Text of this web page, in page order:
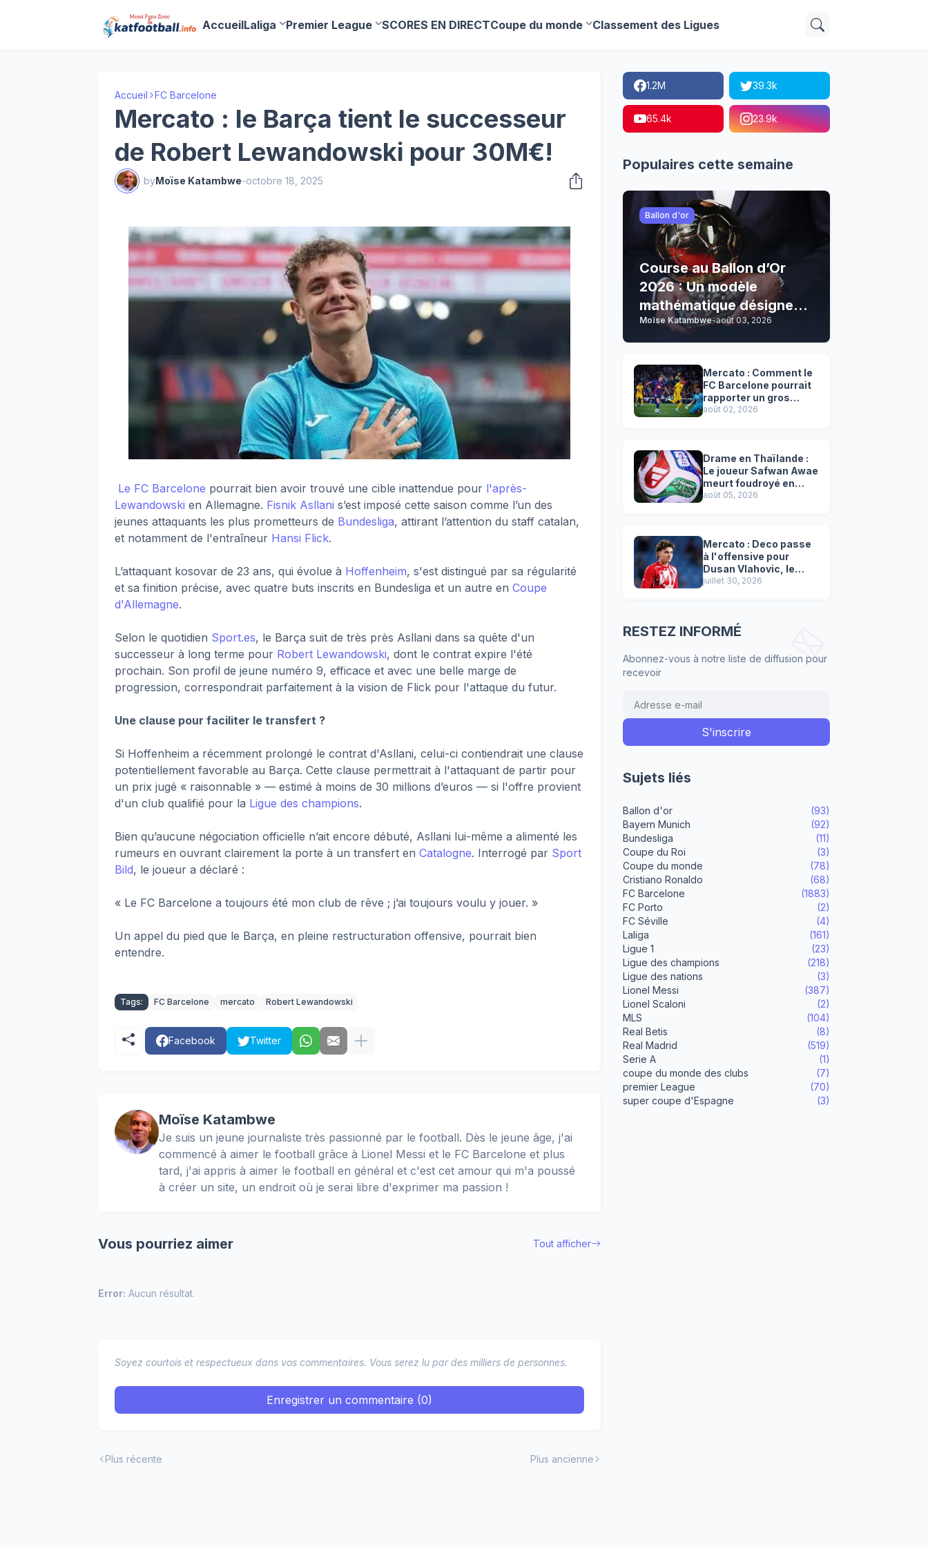
AccueilLaliga Premier League SCORES EN DIRECTCoupe du monde Classement des Ligues
Accueil FC Barcelone
Mercato : le Barça tient le successeur
de Robert Lewandowski pour 30M€!
byMoïse Katambwe-octobre 18, 2025
Le FC Barcelone pourrait bien avoir trouvé une cible inattendue pour l'après-
Lewandowski en Allemagne. Fisnik Asllani s’est imposé cette saison comme l’un des
jeunes attaquants les plus prometteurs de Bundesliga, attirant l’attention du staff catalan,
et notamment de l'entraîneur Hansi Flick.
L’attaquant kosovar de 23 ans, qui évolue à Hoffenheim, s'est distingué par sa régularité
et sa finition précise, avec quatre buts inscrits en Bundesliga et un autre en Coupe
d'Allemagne.
Selon le quotidien Sport.es, le Barça suit de très près Asllani dans sa quête d'un
successeur à long terme pour Robert Lewandowski, dont le contrat expire l'été
prochain. Son profil de jeune numéro 9, efficace et avec une belle marge de
progression, correspondrait parfaitement à la vision de Flick pour l'attaque du futur.
Une clause pour faciliter le transfert ?
Si Hoffenheim a récemment prolongé le contrat d'Asllani, celui-ci contiendrait une clause
potentiellement favorable au Barça. Cette clause permettrait à l'attaquant de partir pour
un prix jugé « raisonnable » — estimé à moins de 30 millions d’euros — si l'offre provient
d'un club qualifié pour la Ligue des champions.
Bien qu’aucune négociation officielle n’ait encore débuté, Asllani lui-même a alimenté les
rumeurs en ouvrant clairement la porte à un transfert en Catalogne. Interrogé par Sport
Bild, le joueur a déclaré :
« Le FC Barcelone a toujours été mon club de rêve ; j’ai toujours voulu y jouer. »
Un appel du pied que le Barça, en pleine restructuration offensive, pourrait bien
entendre.
Tags: FC Barcelone mercato Robert Lewandowski
Facebook Twitter
Moïse Katambwe
Je suis un jeune journaliste très passionné par le football. Dès le jeune âge, j'ai
commencé à aimer le football grâce à Lionel Messi et le FC Barcelone et plus
tard, j'ai appris à aimer le football en général et c'est cet amour qui m'a poussé
à créer un site, un endroit où je serai libre d'exprimer ma passion !
Vous pourriez aimer Tout afficher
Error: Aucun résultat.
Soyez courtois et respectueux dans vos commentaires. Vous serez lu par des milliers de personnes.
Enregistrer un commentaire (0)
Plus récente Plus ancienne
1.2M 39.3k
65.4k 23.9k
Populaires cette semaine
Ballon d'or
Course au Ballon d’Or
2026 : Un modèle
mathématique désigne
son grand favori !
Moïse Katambwe-août 03, 2026
Mercato : Comment le
FC Barcelone pourrait
rapporter un gros
chèque inespéré à l’OM
août 02, 2026
Drame en Thaïlande :
Le joueur Safwan Awae
meurt foudroyé en
plein match
août 05, 2026
Mercato : Deco passe
à l'offensive pour
Dusan Vlahovic, le
successeur désigné
juillet 30, 2026
RESTEZ INFORMÉ
Abonnez-vous à notre liste de diffusion pour
recevoir
Sujets liés
Ballon d'or
(93)
Bayern Munich
(92)
Bundesliga
(11)
Coupe du Roi
(3)
Coupe du monde
(78)
Cristiano Ronaldo
(68)
FC Barcelone
(1883)
FC Porto
(2)
FC Séville
(4)
Laliga
(161)
Ligue 1
(23)
Ligue des champions
(218)
Ligue des nations
(3)
Lionel Messi
(387)
Lionel Scaloni
(2)
MLS
(104)
Real Betis
(8)
Real Madrid
(519)
Serie A
(1)
coupe du monde des clubs
(7)
premier League
(70)
super coupe d'Espagne
(3)